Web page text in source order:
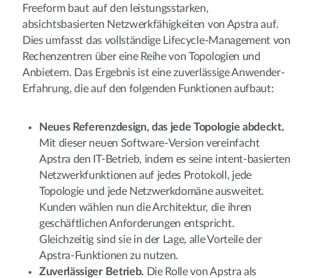
Freeform baut auf den leistungsstarken,
absichtsbasierten Netzwerkfähigkeiten von Apstra auf.
Dies umfasst das vollständige Lifecycle-Management von
Rechenzentren über eine Reihe von Topologien und
Anbietern. Das Ergebnis ist eine zuverlässige Anwender-
Erfahrung, die auf den folgenden Funktionen aufbaut:
Neues Referenzdesign, das jede Topologie abdeckt.
Mit dieser neuen Software-Version vereinfacht
Apstra den IT-Betrieb, indem es seine intent-basierten
Netzwerkfunktionen auf jedes Protokoll, jede
Topologie und jede Netzwerkdomäne ausweitet.
Kunden wählen nun die Architektur, die ihren
geschäftlichen Anforderungen entspricht.
Gleichzeitig sind sie in der Lage, alle Vorteile der
Apstra-Funktionen zu nutzen.
Zuverlässiger Betrieb. Die Rolle von Apstra als